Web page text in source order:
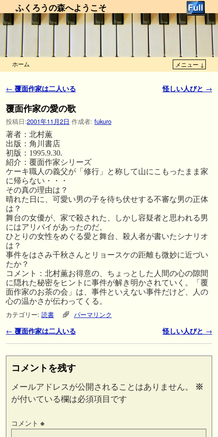
ふくろうの森へようこそ
ホーム メニュー ↓
投稿ナビゲーション
← 覆面作家は二人いる 怪しい人びと →
覆面作家の愛の歌
投稿日:2001年11月2日 作成者: fukuro
著者：北村薫
出版：角川書店
初版：1995.9.30.
紹介：覆面作家シリーズ
ケーキ職人の義父が「修行」と称して山にこもったまま家
に帰らない・・・
その真の理由は？
晴れた日に、可愛い男の子を待ち伏せする不審な男の正体
は？
舞台の女優が、家で殺された、しかし容疑者と思われる男
にはアリバイがあったのだ。
ひとりの女性をめぐる愛と舞台、殺人者が書いたシナリオ
は？
事件をはさみ千秋さんとリョースケの距離も微妙に近づい
たか？
コメント：北村薫お得意の、ちょっとした人間の心の隙間
に隠れた秘密をヒントに事件が解き明かされていく。「覆
面作家のお茶の会」は、事件といえない事件だけど、人の
心の温かさが伝わってくる。
カテゴリー: 読書 パーマリンク
投稿ナビゲーション
← 覆面作家は二人いる 怪しい人びと →
コメントを残す
メールアドレスが公開されることはありません。
※
が付いている欄は必須項目です
コメント ※